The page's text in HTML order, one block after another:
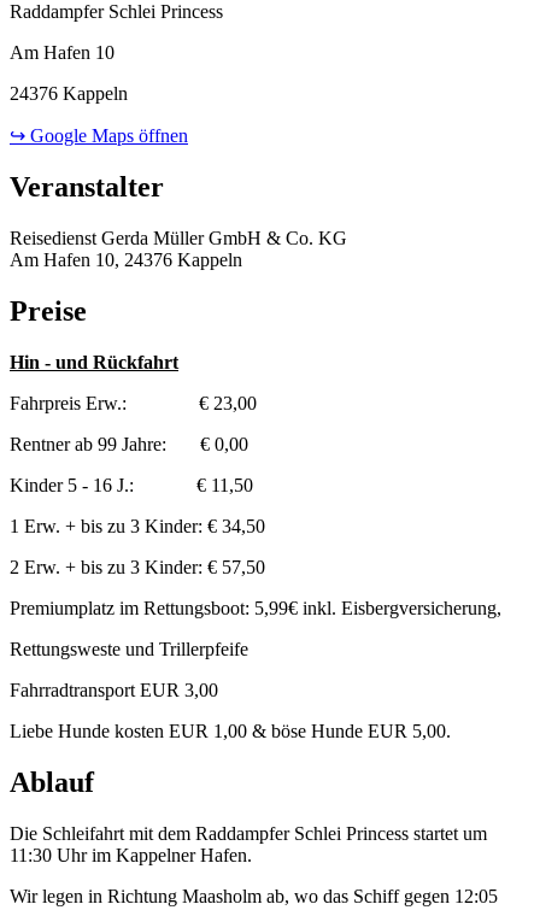
Raddampfer Schlei Princess
Am Hafen 10
24376 Kappeln
↪ Google Maps öffnen
Veranstalter
Reisedienst Gerda Müller GmbH & Co. KG
Am Hafen 10, 24376 Kappeln
Preise
Hin - und Rückfahrt
Fahrpreis Erw.: € 23,00
Rentner ab 99 Jahre: € 0,00
Kinder 5 - 16 J.: € 11,50
1 Erw. + bis zu 3 Kinder: € 34,50
2 Erw. + bis zu 3 Kinder: € 57,50
Premiumplatz im Rettungsboot: 5,99€ inkl. Eisbergversicherung,
Rettungsweste und Trillerpfeife
Fahrradtransport EUR 3,00
Liebe Hunde kosten EUR 1,00 & böse Hunde EUR 5,00.
Ablauf
Die Schleifahrt mit dem Raddampfer Schlei Princess startet um
11:30 Uhr im Kappelner Hafen.
Wir legen in Richtung Maasholm ab, wo das Schiff gegen 12:05